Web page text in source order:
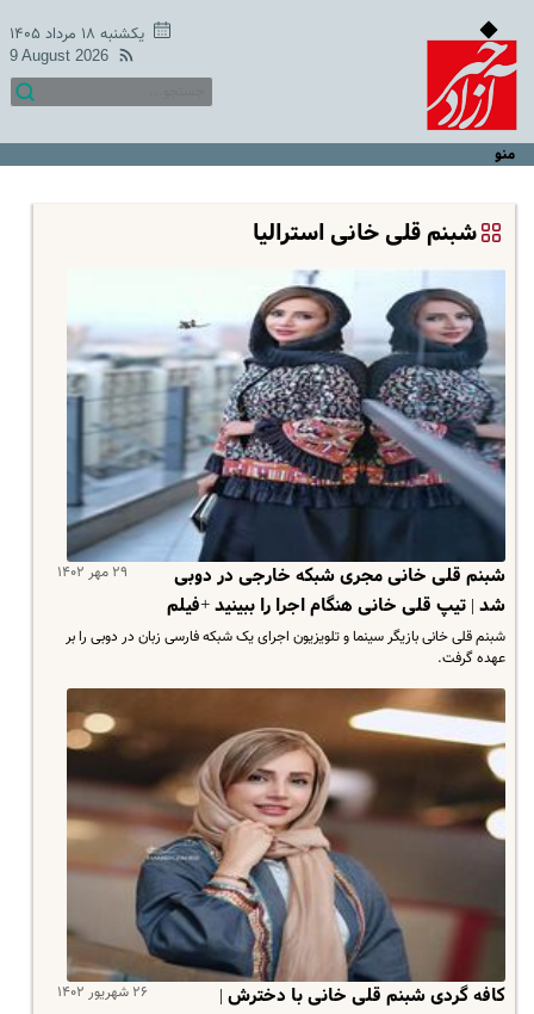
یکشنبه ۱۸ مرداد ۱۴۰۵
9 August 2026
منو
شبنم قلی خانی استرالیا
۲۹ مهر ۱۴۰۲
شبنم قلی خانی مجری شبکه خارجی در دوبی
شد | تیپ قلی خانی هنگام اجرا را ببینید +فیلم
شبنم قلی خانی بازیگر سینما و تلویزیون اجرای یک شبکه فارسی زبان در دوبی را بر
عهده گرفت.
۲۶ شهریور ۱۴۰۲
کافه گردی شبنم قلی خانی با دخترش |